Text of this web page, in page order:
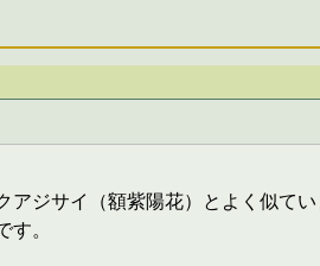
アジサイ（額紫陽花）とよく似て
す。